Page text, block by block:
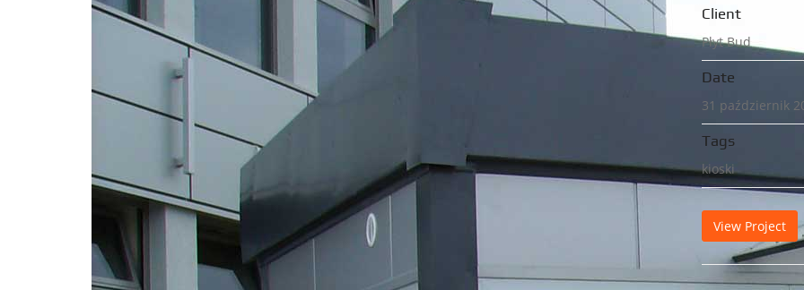
Client
Płyt Bud
Date
31 październik
Tags
kioski
View Project